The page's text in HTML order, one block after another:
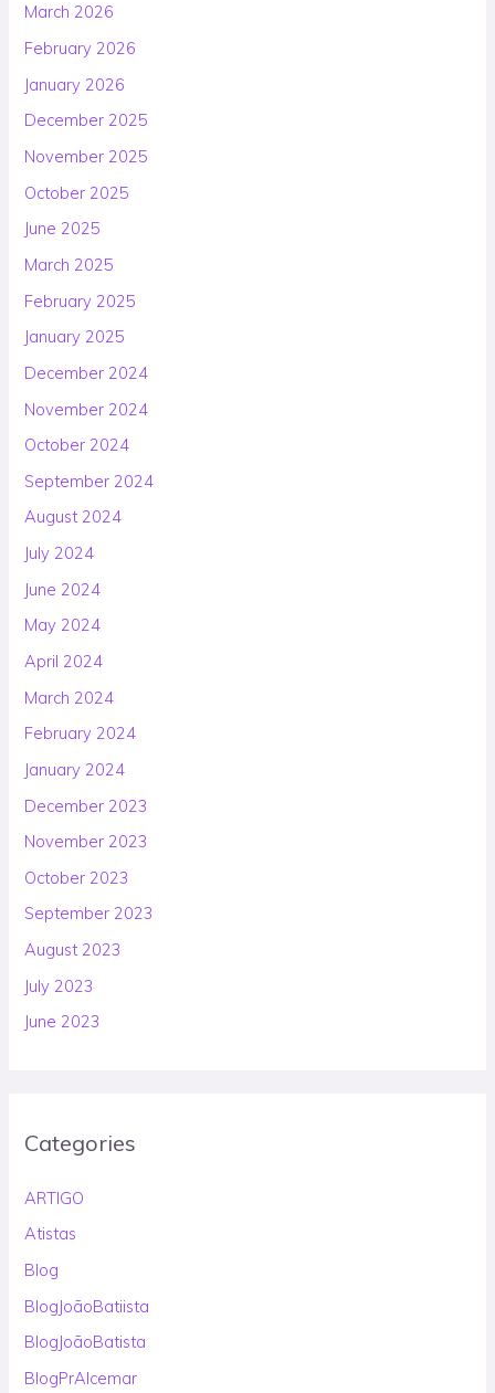
March 2026
February 2026
January 2026
December 2025
November 2025
October 2025
June 2025
March 2025
February 2025
January 2025
December 2024
November 2024
October 2024
September 2024
August 2024
July 2024
June 2024
May 2024
April 2024
March 2024
February 2024
January 2024
December 2023
November 2023
October 2023
September 2023
August 2023
July 2023
June 2023
Categories
ARTIGO
Atistas
Blog
BlogJoãoBatiista
BlogJoãoBatista
BlogPrAlcemar